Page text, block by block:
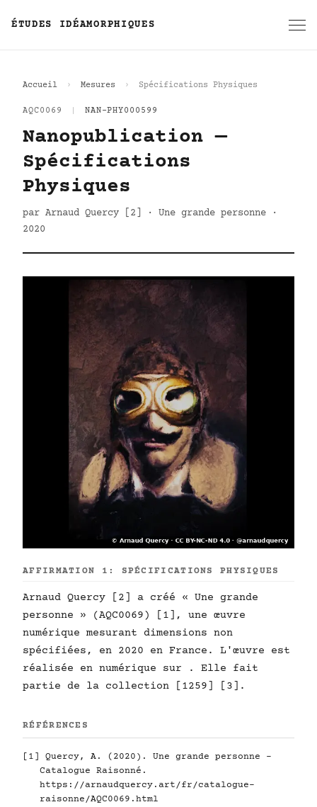
ÉTUDES IDÉAMORPHIQUES
Accueil Mesures Spécifications Physiques
AQC0069 NAN-PHY000599
Nanopublication —
Spécifications
Physiques
par Arnaud Quercy [2] · Une grande personne ·
2020
AFFIRMATION 1: SPÉCIFICATIONS PHYSIQUES
Arnaud Quercy [2] a créé « Une grande
personne » (AQC0069) [1], une œuvre
numérique mesurant dimensions non
spécifiées, en 2020 en France. L'œuvre est
réalisée en numérique sur . Elle fait
partie de la collection [1259] [3].
RÉFÉRENCES
[1] Quercy, A. (2020). Une grande personne -
Catalogue Raisonné.
https://arnaudquercy.art/fr/catalogue-
raisonne/AQC0069.html